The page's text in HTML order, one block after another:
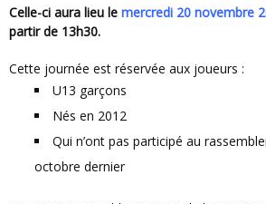
Celle-ci aura lieu le mercredi 20 novembre
partir de 13h30.
Cette journée est réservée aux joueurs :
U13 garçons
Nés en 2012
Qui n’ont pas participé au
octobre dernier